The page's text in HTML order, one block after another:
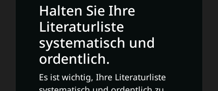
Halten Sie Ihre
Literaturliste
systematisch und
ordentlich.
Es ist wichtig, Ihre Literaturliste